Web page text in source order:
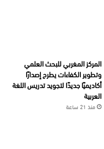
المركز المغربي للبحث العلمي
وتطوير الكفاءات يطرح إصدارًا
أكاديميًا جديدًا لتجويد تدريس اللغة
العربية
منذ 21 ساعة